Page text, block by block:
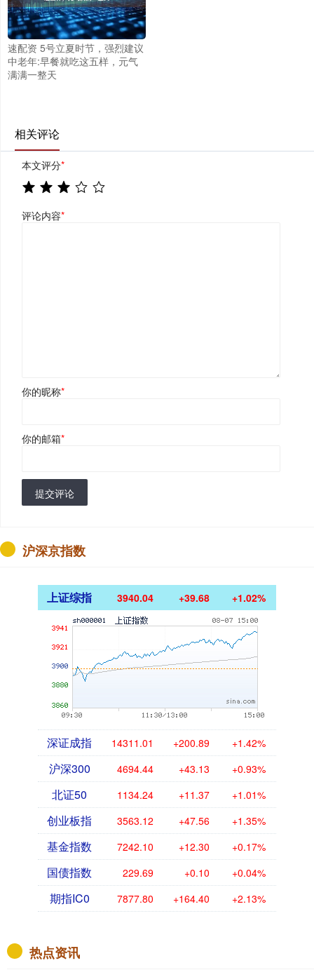
速配资 5号立夏时节，强烈建议
中老年:早餐就吃这五样，元气
满满一整天
相关评论
本文评分*
评论内容*
你的昵称*
你的邮箱*
提交评论
沪深京指数
上证综指 3940.04 +39.68 +1.02%
深证成指 14311.01 +200.89 +1.42%
沪深300 4694.44 +43.13 +0.93%
北证50 1134.24 +11.37 +1.01%
创业板指 3563.12 +47.56 +1.35%
基金指数 7242.10 +12.30 +0.17%
国债指数 229.69 +0.10 +0.04%
期指IC0 7877.80 +164.40 +2.13%
热点资讯